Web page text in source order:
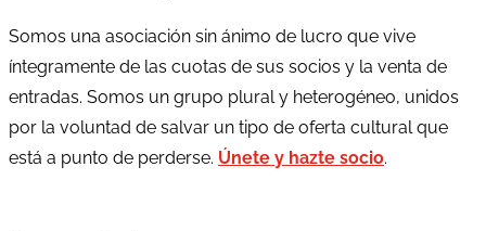
Somos una asociación sin ánimo de lucro que vive
íntegramente de las cuotas de sus socios y la venta de
entradas. Somos un grupo plural y heterogéneo, unidos
por la voluntad de salvar un tipo de oferta cultural que
está a punto de perderse. Únete y hazte socio.